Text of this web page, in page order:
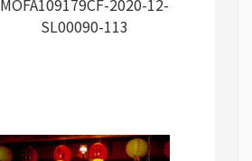
MOFA109179CF-2020-12-
SL00090-113